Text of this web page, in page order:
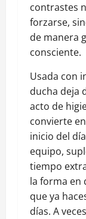
contrastes
forzarse,
de manera
consciente.
Usada con
ducha deja
acto de
convierte
inicio del
equipo,
tiempo
la forma en
que ya
días. A